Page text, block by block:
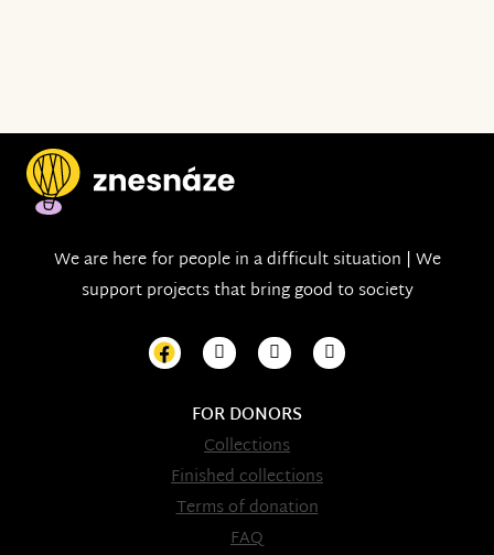
We are here for people in a difficult situation | We
support projects that bring good to society
FOR DONORS
Collections
Finished collections
Terms of donation
FAQ